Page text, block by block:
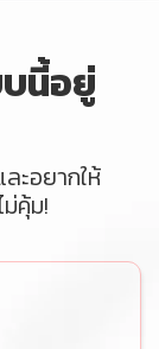
บนี้อยู่
ละอยากให้
ม่คุ้ม!